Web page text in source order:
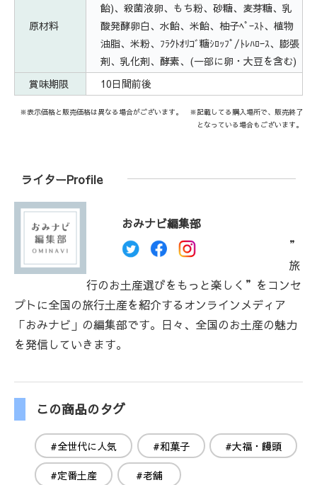
原材料
飴)、殺菌液卵、もち粉、砂糖、麦芽糖、乳
酸発酵卵白、水飴、米飴、柚子ﾍﾟｰｽﾄ、植物
油脂、米粉、ﾌﾗｸﾄｵﾘｺﾞ糖ｼﾛｯﾌﾟ/ﾄﾚﾊﾛｰｽ、膨張
剤、乳化剤、酵素、(一部に卵・大豆を含む)
賞味期限
10日間前後
※表示価格と販売価格は異なる場合がございます。 ※記載してる購入場所で、販売終了
となっている場合もございます。
ライターProfile
おみナビ編集部
”
旅
行のお土産選びをもっと楽しく”をコンセ
プトに全国の旅行土産を紹介するオンラインメディア
「おみナビ」の編集部です。日々、全国のお土産の魅力
を発信していきます。
この商品のタグ
#全世代に人気 #和菓子 #大福・饅頭
#定番土産 #老舗